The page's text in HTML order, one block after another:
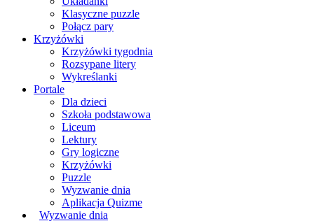
Klasyczne puzzle
Połącz pary
Krzyżówki
Krzyżówki tygodnia
Rozsypane litery
Wykreślanki
Portale
Dla dzieci
Szkoła podstawowa
Liceum
Lektury
Gry logiczne
Krzyżówki
Puzzle
Wyzwanie dnia
Aplikacja Quizme
Wyzwanie dnia